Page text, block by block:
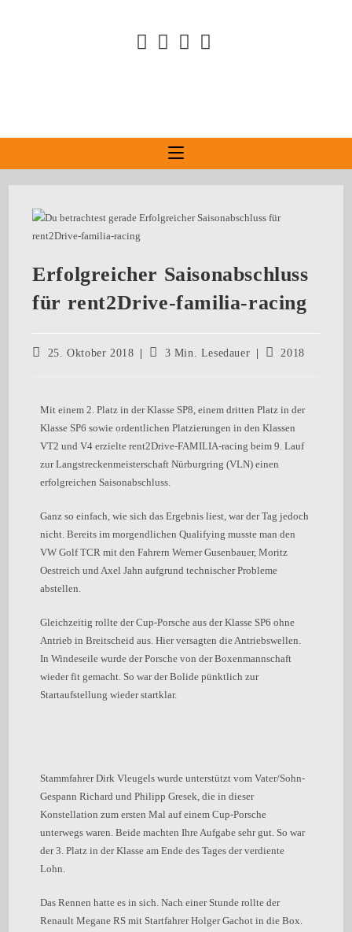
Erfolgreicher Saisonabschluss
für rent2Drive-familia-racing
25. Oktober 2018 3 Min. Lesedauer 2018
Mit einem 2. Platz in der Klasse SP8, einem dritten Platz in der
Klasse SP6 sowie ordentlichen Platzierungen in den Klassen
VT2 und V4 erzielte rent2Drive-FAMILIA-racing beim 9. Lauf
zur Langstreckenmeisterschaft Nürburgring (VLN) einen
erfolgreichen Saisonabschluss.
Ganz so einfach, wie sich das Ergebnis liest, war der Tag jedoch
nicht. Bereits im morgendlichen Qualifying musste man den
VW Golf TCR mit den Fahrern Werner Gusenbauer, Moritz
Oestreich und Axel Jahn aufgrund technischer Probleme
abstellen.
Gleichzeitig rollte der Cup-Porsche aus der Klasse SP6 ohne
Antrieb in Breitscheid aus. Hier versagten die Antriebswellen.
In Windeseile wurde der Porsche von der Boxenmannschaft
wieder fit gemacht. So war der Bolide pünktlich zur
Startaufstellung wieder startklar.
Stammfahrer Dirk Vleugels wurde unterstützt vom Vater/Sohn-
Gespann Richard und Philipp Gresek, die in dieser
Konstellation zum ersten Mal auf einem Cup-Porsche
unterwegs waren. Beide machten Ihre Aufgabe sehr gut. So war
der 3. Platz in der Klasse am Ende des Tages der verdiente
Lohn.
Das Rennen hatte es in sich. Nach einer Stunde rollte der
Renault Megane RS mit Startfahrer Holger Gachot in die Box.